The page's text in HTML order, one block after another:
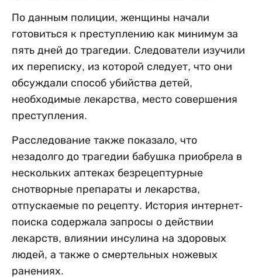
По данным полиции, женщины начали
готовиться к преступлению как минимум за
пять дней до трагедии. Следователи изучили
их переписку, из которой следует, что они
обсуждали способ убийства детей,
необходимые лекарства, место совершения
преступления.
Расследование также показало, что
незадолго до трагедии бабушка приобрела в
нескольких аптеках безрецептурные
снотворные препараты и лекарства,
отпускаемые по рецепту. История интернет-
поиска содержала запросы о действии
лекарств, влиянии инсулина на здоровых
людей, а также о смертельных ножевых
ранениях.